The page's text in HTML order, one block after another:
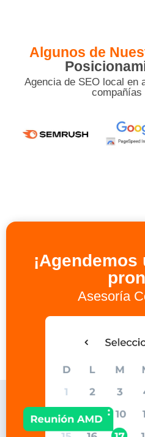
Algunos de
Agencia de SEO local en
compañías
Asesoría